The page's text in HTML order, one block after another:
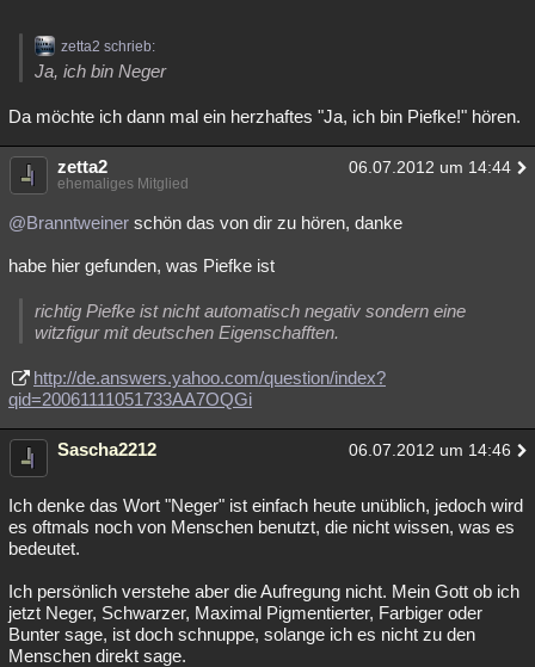
zetta2 schrieb:
Ja, ich bin Neger
Da möchte ich dann mal ein herzhaftes "Ja, ich bin Piefke!" hören.
zetta2 06.07.2012 um 14:44
ehemaliges Mitglied
@Branntweiner schön das von dir zu hören, danke
habe hier gefunden, was Piefke ist
richtig Piefke ist nicht automatisch negativ sondern eine
witzfigur mit deutschen Eigenschafften.
http://de.answers.yahoo.com/question/index?
qid=20061111051733AA7OQGi
Sascha2212 06.07.2012 um 14:46
Ich denke das Wort "Neger" ist einfach heute unüblich, jedoch wird
es oftmals noch von Menschen benutzt, die nicht wissen, was es
bedeutet.
Ich persönlich verstehe aber die Aufregung nicht. Mein Gott ob ich
jetzt Neger, Schwarzer, Maximal Pigmentierter, Farbiger oder
Bunter sage, ist doch schnuppe, solange ich es nicht zu den
Menschen direkt sage.